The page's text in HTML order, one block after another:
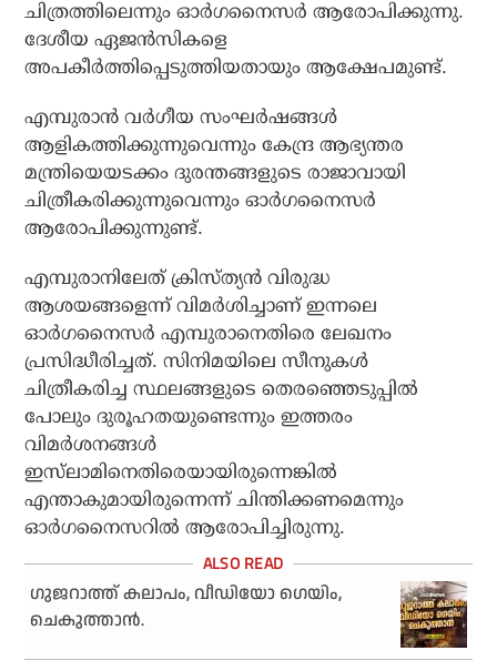
ചിത്രത്തിലെന്നും ഓര്‍ഗനൈസര്‍ ആരോപിക്കുന്നു.
ദേശീയ ഏജന്‍സികളെ
അപകീര്‍ത്തിപ്പെടുത്തിയതായും ആക്ഷേപമുണ്ട്.
എമ്പുരാന്‍ വര്‍ഗീയ സംഘര്‍ഷങ്ങള്‍
ആളികത്തിക്കുന്നുവെന്നും കേന്ദ്ര ആഭ്യന്തര
മന്ത്രിയെയടക്കം ദുരന്തങ്ങളുടെ രാജാവായി
ചിത്രീകരിക്കുന്നുവെന്നും ഓര്‍ഗനൈസര്‍
ആരോപിക്കുന്നുണ്ട്.
എമ്പുരാനിലേത് ക്രിസ്ത്യന്‍ വിരുദ്ധ
ആശയങ്ങളെന്ന് വിമര്‍ശിച്ചാണ് ഇന്നലെ
ഓര്‍ഗനൈസര്‍ എമ്പുരാനെതിരെ ലേഖനം
പ്രസിദ്ധീരിച്ചത്. സിനിമയിലെ സീനുകള്‍
ചിത്രീകരിച്ച സ്ഥലങ്ങളുടെ തെരഞ്ഞെടുപ്പില്‍
പോലും ദുരൂഹതയുണ്ടെന്നും ഇത്തരം
വിമര്‍ശനങ്ങള്‍
ഇസ്‌ലാമിനെതിരെയായിരുന്നെങ്കില്‍
എന്താകുമായിരുന്നെന്ന് ചിന്തിക്കണമെന്നും
ഓര്‍ഗനൈസറില്‍ ആരോപിച്ചിരുന്നു.
ഗുജറാത്ത് കലാപം, വീഡിയോ ഗെയിം,
ചെകുത്താന്‍.